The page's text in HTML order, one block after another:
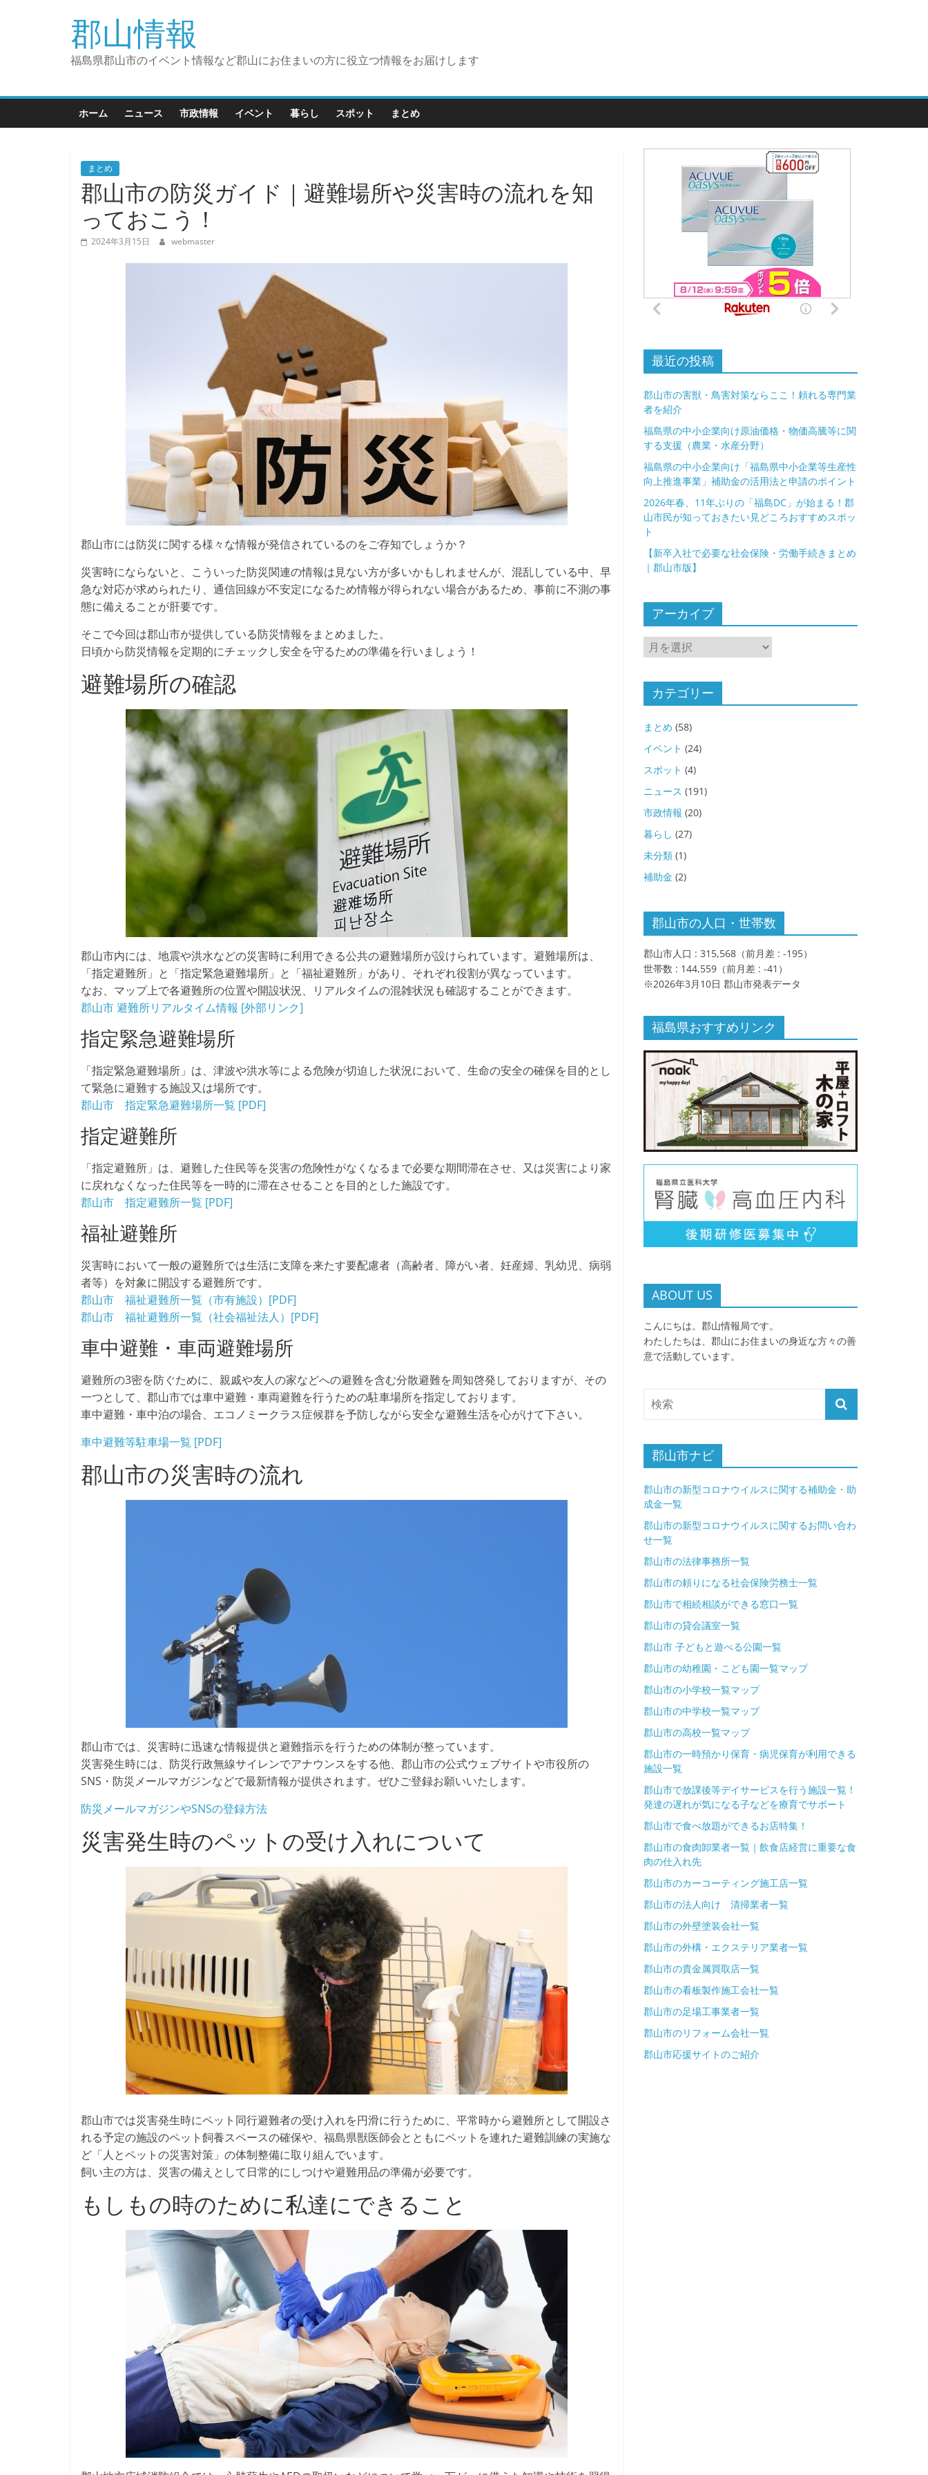
へ
キ
郡山情報
福島県郡山市のイベント情報など郡山にお住まいの方に役立つ情報をお届けします
ホーム ニュース 市政情報 イベント 暮らし スポット まとめ
まとめ
郡山市の防災ガイド｜避難場所や災害時の流れを知
っておこう！
2024年3月15日 webmaster
郡山市には防災に関する様々な情報が発信されているのをご存知でしょうか？
災害時にならないと、こういった防災関連の情報は見ない方が多いかもしれませんが、混乱している中、早
急な対応が求められたり、通信回線が不安定になるため情報が得られない場合があるため、事前に不測の事
態に備えることが肝要です。
そこで今回は郡山市が提供している防災情報をまとめました。
日頃から防災情報を定期的にチェックし安全を守るための準備を行いましょう！
避難場所の確認
郡山市内には、地震や洪水などの災害時に利用できる公共の避難場所が設けられています。避難場所は、
「指定避難所」と「指定緊急避難場所」と「福祉避難所」があり、それぞれ役割が異なっています。
なお、マップ上で各避難所の位置や開設状況、リアルタイムの混雑状況も確認することができます。
郡山市 避難所リアルタイム情報 [外部リンク]
指定緊急避難場所
「指定緊急避難場所」は、津波や洪水等による危険が切迫した状況において、生命の安全の確保を目的とし
て緊急に避難する施設又は場所です。
郡山市 指定緊急避難場所一覧 [PDF]
指定避難所
「指定避難所」は、避難した住民等を災害の危険性がなくなるまで必要な期間滞在させ、又は災害により家
に戻れなくなった住民等を一時的に滞在させることを目的とした施設です。
郡山市 指定避難所一覧 [PDF]
福祉避難所
災害時において一般の避難所では生活に支障を来たす要配慮者（高齢者、障がい者、妊産婦、乳幼児、病弱
者等）を対象に開設する避難所です。
郡山市 福祉避難所一覧（市有施設）[PDF]
郡山市 福祉避難所一覧（社会福祉法人）[PDF]
車中避難・車両避難場所
避難所の3密を防ぐために、親戚や友人の家などへの避難を含む分散避難を周知啓発しておりますが、その
一つとして、郡山市では車中避難・車両避難を行うための駐車場所を指定しております。
車中避難・車中泊の場合、エコノミークラス症候群を予防しながら安全な避難生活を心がけて下さい。
車中避難等駐車場一覧 [PDF]
郡山市の災害時の流れ
郡山市では、災害時に迅速な情報提供と避難指示を行うための体制が整っています。
災害発生時には、防災行政無線サイレンでアナウンスをする他、郡山市の公式ウェブサイトや市役所の
SNS・防災メールマガジンなどで最新情報が提供されます。ぜひご登録お願いいたします。
防災メールマガジンやSNSの登録方法
災害発生時のペットの受け入れについて
郡山市では災害発生時にペット同行避難者の受け入れを円滑に行うために、平常時から避難所として開設さ
れる予定の施設のペット飼養スペースの確保や、福島県獣医師会とともにペットを連れた避難訓練の実施な
ど「人とペットの災害対策」の体制整備に取り組んでいます。
飼い主の方は、災害の備えとして日常的にしつけや避難用品の準備が必要です。
もしもの時のために私達にできること
最近の投稿
郡山市の害獣・鳥害対策ならここ！頼れる専門業
者を紹介
福島県の中小企業向け原油価格・物価高騰等に関
する支援（農業・水産分野）
福島県の中小企業向け「福島県中小企業等生産性
向上推進事業」補助金の活用法と申請のポイント
2026年春、11年ぶりの「福島DC」が始まる！郡
山市民が知っておきたい見どころおすすめスポッ
ト
【新卒入社で必要な社会保険・労働手続きまとめ
｜郡山市版】
アーカイブ
ア
ー
ブ
カテゴリー
まとめ (58)
イベント (24)
スポット (4)
ニュース (191)
市政情報 (20)
暮らし (27)
未分類 (1)
補助金 (2)
郡山市の人口・世帯数
郡山市人口 : 315,568（前月差 : -195）
世帯数 : 144,559（前月差 : -41）
※2026年3月10日 郡山市発表データ
福島県おすすめリンク
ABOUT US
こんにちは。郡山情報局です。
わたしたちは、郡山にお住まいの身近な方々の善
意で活動しています。
郡山市ナビ
郡山市の新型コロナウイルスに関する補助金・助
成金一覧
郡山市の新型コロナウイルスに関するお問い合わ
せ一覧
郡山市の法律事務所一覧
郡山市の頼りになる社会保険労務士一覧
郡山市で相続相談ができる窓口一覧
郡山市の貸会議室一覧
郡山市 子どもと遊べる公園一覧
郡山市の幼稚園・こども園一覧マップ
郡山市の小学校一覧マップ
郡山市の中学校一覧マップ
郡山市の高校一覧マップ
郡山市の一時預かり保育・病児保育が利用できる
施設一覧
郡山市で放課後等デイサービスを行う施設一覧！
発達の遅れが気になる子などを療育でサポート
郡山市で食べ放題ができるお店特集！
郡山市の食肉卸業者一覧｜飲食店経営に重要な食
肉の仕入れ先
郡山市のカーコーティング施工店一覧
郡山市の法人向け 清掃業者一覧
郡山市の外壁塗装会社一覧
郡山市の外構・エクステリア業者一覧
郡山市の貴金属買取店一覧
郡山市の看板製作施工会社一覧
郡山市の足場工事業者一覧
郡山市のリフォーム会社一覧
郡山市応援サイトのご紹介